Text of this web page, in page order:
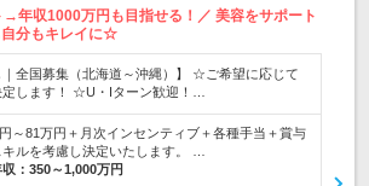
年収1000万円も目指せる！／ 美容をサポート
分もキレイに☆
｜全国募集（北海道～沖縄）】 ☆ご希望に応じて
定します！ ☆U・Iターン歓迎！…
～81万円＋月次インセンティブ＋各種手当＋賞与
ルを考慮し決定いたします。 …
： 350～1,000万円